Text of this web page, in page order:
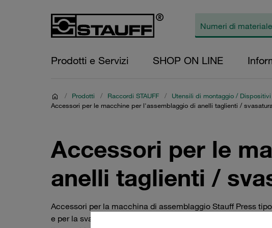
Prodotti e Servizi SHOP ON LINE
/ Prodotti / Raccordi STAUFF / Utensili di montaggio / Dispositivi
Accessori per le macchine per l'assemblaggio di anelli taglienti /
Accessori per le
anelli taglienti /
Accessori per la macchina di assemblaggio Stauff Press
e per la svasatura a 37° tipo SPR-PRC-TH-F-M, perni di